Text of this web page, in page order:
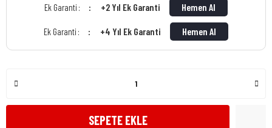
Ek Garanti : +2 Yıl Ek Garanti Hemen Al
Ek Garanti : +4 Yıl Ek Garanti Hemen Al
SEPETE EKLE